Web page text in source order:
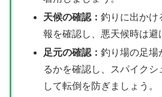
天候の確認：釣りに出かけ
報を確認し、悪天候時は避
足元の確認：釣り場の足場
るかを確認し、スパイク
して転倒を防ぎましょう。